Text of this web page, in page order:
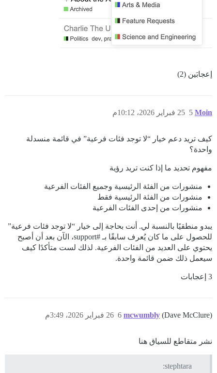
إعجابَين (2)
Moin 25 فبراير 2026، 10:12م 5
كيف تريد دعم خيار “لا توجد فئات فرعية” في قائمة منسدلة
واحدة؟
مفهوم تحديد ما إذا كنت تريد رؤية
منشورات من الفئة الرئيسية وجميع الفئات الفرعية
منشورات من الفئة الرئيسية فقط
منشورات من إحدى الفئات الفرعية
يبدو منطقيًا بالنسبة لي. أنت بحاجة إلى خيار “لا توجد فئات فرعية”
للحصول على ما كان يُعرف سابقًا بـ #support،
الآن بعد أن أصبح
يحتوي على العديد من الفئات الفرعية. لذلك لست متأكدًا كيف
سيعمل ذلك ضمن قائمة واحدة.
3 إعجابات
mcwumbly (Dave McClure) 26 فبراير 2026، 3:49م 6
نشر متقاطع للسياق هنا
stephtara: